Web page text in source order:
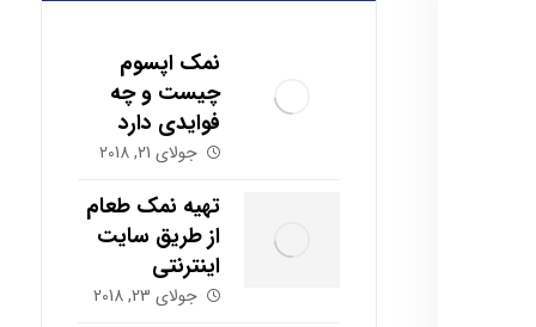
نمک اپسوم
چیست و چه
فوایدی دارد
جولای 21, 2018
تهیه نمک طعام
از طریق سایت
اینترنتی
جولای 23, 2018